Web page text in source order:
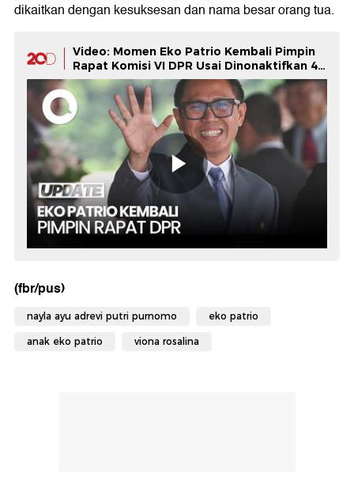
dikaitkan dengan kesuksesan dan nama besar orang tua.
Video: Momen Eko Patrio Kembali Pimpin
Rapat Komisi VI DPR Usai Dinonaktifkan 4
Bulan
(fbr/pus)
nayla ayu adrevi putri purnomo eko patrio
anak eko patrio viona rosalina